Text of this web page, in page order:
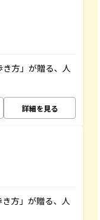
方」が贈る、人
詳細を見る
方」が贈る、人